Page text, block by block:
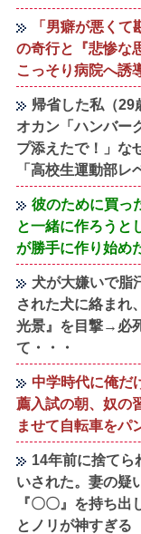
「男癖が悪く
の奇行と『悲惨な
こっそり病院へ誘
帰省した私（
オカン「ハンバー
プ添えたで！」な
「高校生運動部
彼のために買っ
と一緒に作ろうと
が勝手に作り始
犬が大嫌いで脂
された犬に絡まれ
光景』を目撃→必
て・・・
中学時代に俺だ
薦入試の朝、奴の
ませて自転車をパ
14年前に捨てら
いされた。妻の疑
『〇〇』を持ち
とノリが神すぎる